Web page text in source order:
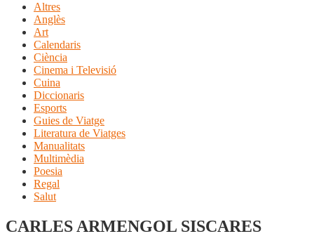
Altres
Anglès
Art
Calendaris
Ciència
Cinema i Televisió
Cuina
Diccionaris
Esports
Guies de Viatge
Literatura de Viatges
Manualitats
Multimèdia
Poesia
Regal
Salut
CARLES ARMENGOL SISCARES